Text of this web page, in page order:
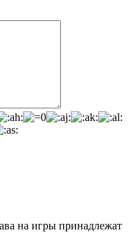
на игры принадлежат